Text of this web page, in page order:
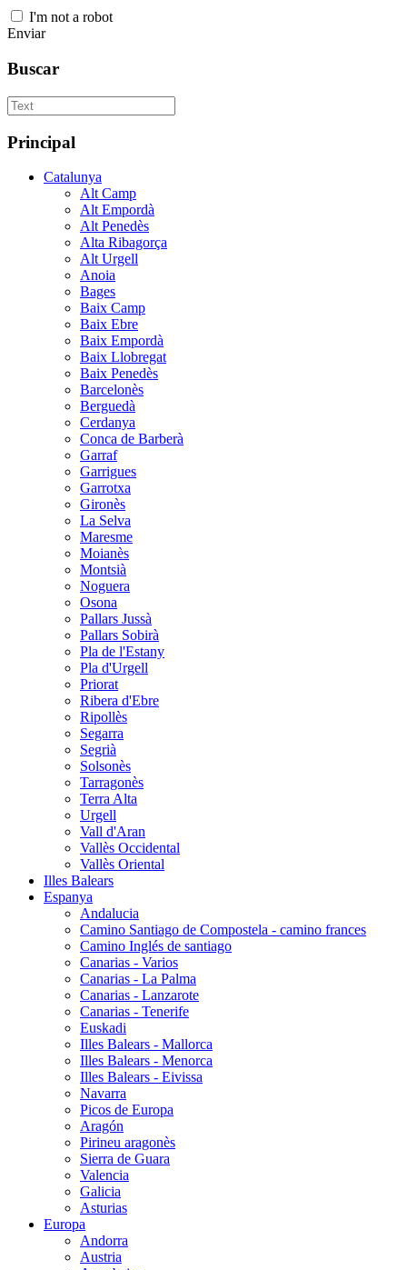
I'm not a robot
Enviar
Buscar
Principal
Catalunya
Alt Camp
Alt Empordà
Alt Penedès
Alta Ribagorça
Alt Urgell
Anoia
Bages
Baix Camp
Baix Ebre
Baix Empordà
Baix Llobregat
Baix Penedès
Barcelonès
Berguedà
Cerdanya
Conca de Barberà
Garraf
Garrigues
Garrotxa
Gironès
La Selva
Maresme
Moianès
Montsià
Noguera
Osona
Pallars Jussà
Pallars Sobirà
Pla de l'Estany
Pla d'Urgell
Priorat
Ribera d'Ebre
Ripollès
Segarra
Segrià
Solsonès
Tarragonès
Terra Alta
Urgell
Vall d'Aran
Vallès Occidental
Vallès Oriental
Illes Balears
Espanya
Andalucia
Camino Santiago de Compostela - camino frances
Camino Inglés de santiago
Canarias - Varios
Canarias - La Palma
Canarias - Lanzarote
Canarias - Tenerife
Euskadi
Illes Balears - Mallorca
Illes Balears - Menorca
Illes Balears - Eivissa
Navarra
Picos de Europa
Aragón
Pirineu aragonès
Sierra de Guara
Valencia
Galicia
Asturias
Europa
Andorra
Austria